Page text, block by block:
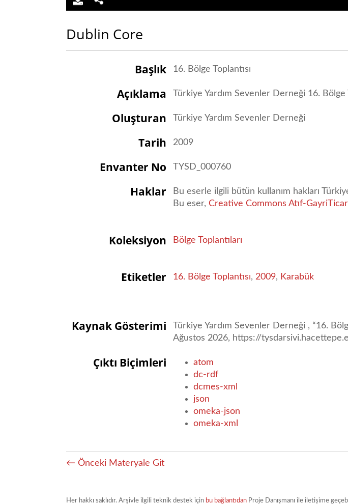
Dublin Core
Başlık 16. Bölge Toplantısı
Açıklama Türkiye Yardım Sevenler Derneği 16.
Oluşturan Türkiye Yardım Sevenler Derneği
Tarih 2009
Envanter No TYSD_000760
Haklar
Bu eserle ilgili bütün kullanım hakları
Bu eser,Creative Commons Atıf-
Koleksiyon Bölge Toplantıları
Etiketler 16. Bölge Toplantısı,2009, Karabük
Kaynak Gösterimi Türkiye Yardım Sevenler Derneği , “16.
Ağustos 2026, https://
Çıktı Biçimleri
atom
dc-rdf
dcmes-xml
json
omeka-json
omeka-xml
← Önceki Materyale Git
Her hakkı saklıdır. Arşivle ilgili teknik destek için bu bağlantıdan Proje Danışmanı ile iletişime